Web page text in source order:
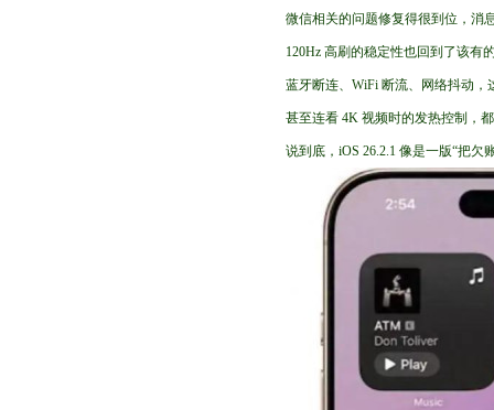
微信相关的问题修复得很到位，消
120Hz 高刷的稳定性也回到了该有
蓝牙断连、WiFi 断流、网络抖动
甚至连看 4K 视频时的发热控制，
说到底，iOS 26.2.1 像是一版“把